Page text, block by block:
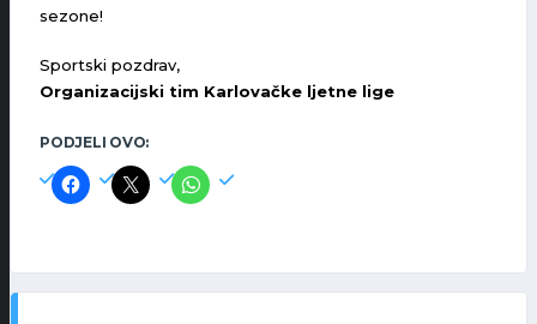
sezone!
Sportski pozdrav,
Organizacijski tim Karlovačke ljetne lige
PODJELI OVO: